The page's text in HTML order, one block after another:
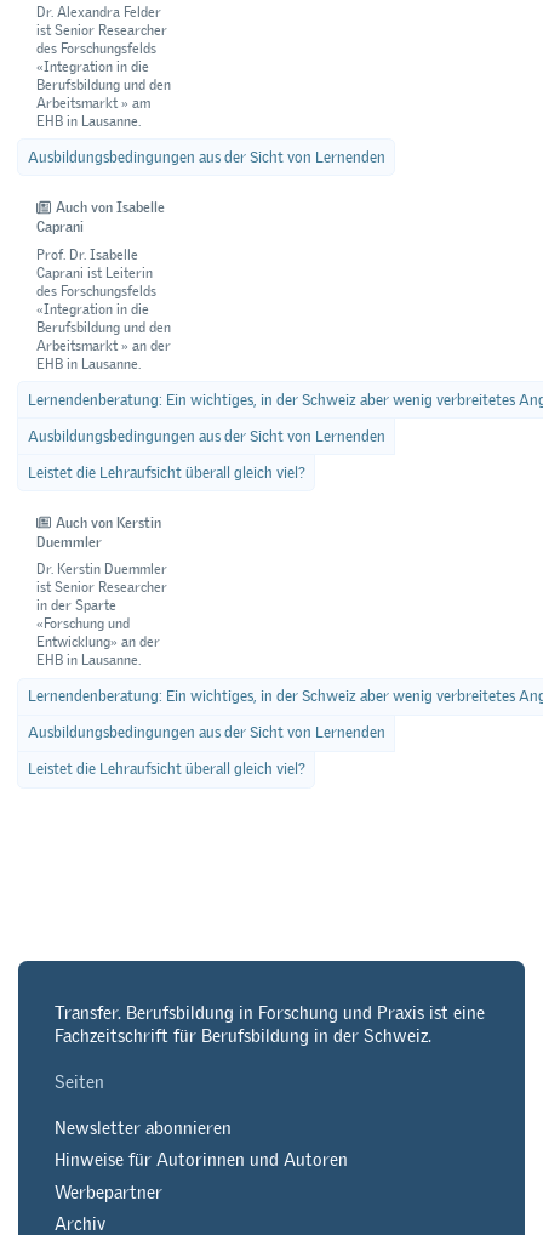
Dr. Alexandra Felder
ist Senior Researcher
des Forschungsfelds
«Integration in die
Berufsbildung und den
Arbeitsmarkt » am
EHB in Lausanne.
Ausbildungsbedingungen aus der Sicht von Lernenden
Auch von Isabelle
Caprani
Prof. Dr. Isabelle
Caprani ist Leiterin
des Forschungsfelds
«Integration in die
Berufsbildung und den
Arbeitsmarkt » an der
EHB in Lausanne.
Lernendenberatung: Ein wichtiges, in der Schweiz aber wenig verbreitetes
Ausbildungsbedingungen aus der Sicht von Lernenden
Leistet die Lehraufsicht überall gleich viel?
Auch von Kerstin
Duemmler
Dr. Kerstin Duemmler
ist Senior Researcher
in der Sparte
«Forschung und
Entwicklung» an der
EHB in Lausanne.
Lernendenberatung: Ein wichtiges, in der Schweiz aber wenig verbreitetes
Ausbildungsbedingungen aus der Sicht von Lernenden
Leistet die Lehraufsicht überall gleich viel?
Transfer. Berufsbildung in Forschung und Praxis ist eine
Fachzeitschrift für Berufsbildung in der Schweiz.
Seiten
Newsletter abonnieren
Hinweise für Autorinnen und Autoren
Werbepartner
Archiv